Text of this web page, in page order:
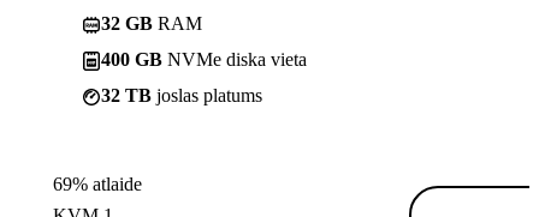
32 GB RAM
400 GB NVMe diska vieta
32 TB joslas platums
69% atlaide